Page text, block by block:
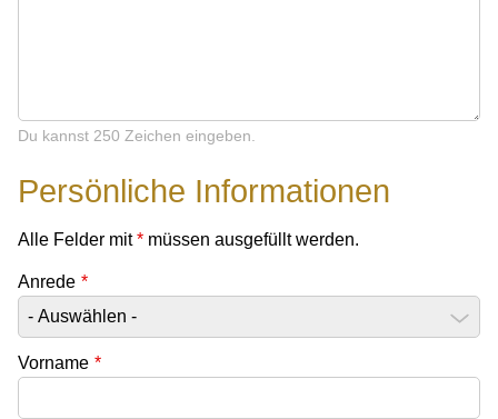
Du kannst 250 Zeichen eingeben.
Persönliche Informationen
Alle Felder mit* müssen ausgefüllt werden.
Anrede *
Vorname *